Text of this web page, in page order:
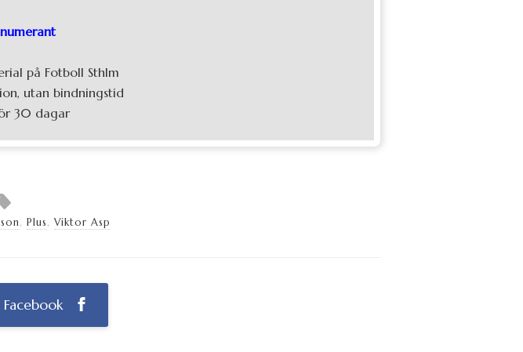
på Fotboll Sthlm
utan bindningstid
30 dagar
, Plus, Viktor Asp